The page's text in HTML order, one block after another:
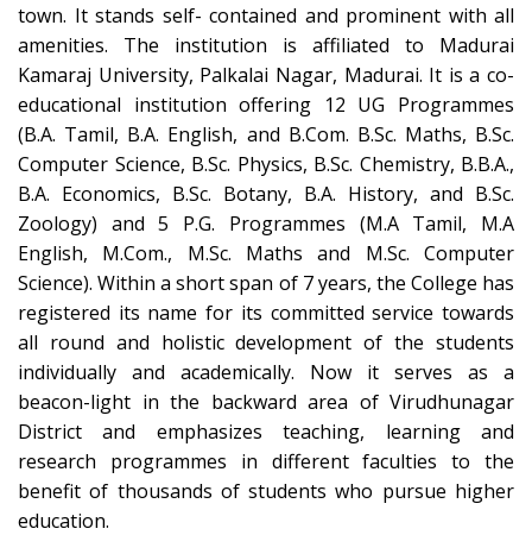
town. It stands self- contained and prominent with all
amenities. The institution is affiliated to Madurai
Kamaraj University, Palkalai Nagar, Madurai. It is a co-
educational institution offering 12 UG Programmes
(B.A. Tamil, B.A. English, and B.Com. B.Sc. Maths, B.Sc.
Computer Science, B.Sc. Physics, B.Sc. Chemistry, B.B.A.,
B.A. Economics, B.Sc. Botany, B.A. History, and B.Sc.
Zoology) and 5 P.G. Programmes (M.A Tamil, M.A
English, M.Com., M.Sc. Maths and M.Sc. Computer
Science). Within a short span of 7 years, the College has
registered its name for its committed service towards
all round and holistic development of the students
individually and academically. Now it serves as a
beacon-light in the backward area of Virudhunagar
District and emphasizes teaching, learning and
research programmes in different faculties to the
benefit of thousands of students who pursue higher
education.